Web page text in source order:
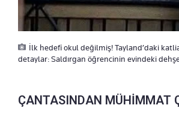
İlk hedefi okul değilmiş! Tayland’daki
detaylar: Saldırgan öğrencinin evindeki
ÇANTASINDAN MÜHİMMAT